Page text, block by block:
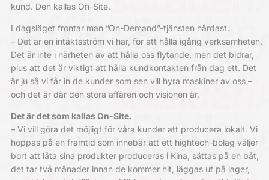
kund. Den kallas On-Site.
I dagsläget frontar man ”On-Demand”-tjänsten hårdast.
– Det är en intäktsström vi har, för att hålla igång verksamheten.
Det är inte i närheten av att hålla oss flytande, men det bidrar,
plus att det är viktigt att hålla kundkontakten från dag ett. Det
är ju så vi får in de kunder som sen vill hyra maskiner av oss –
och det är där den stora affären och visionen är.
Det är det som kallas On-Site.
– Vi vill göra det möjligt för våra kunder att producera lokalt. Vi
hoppas på en framtid som innebär att ett hightech-bolag väljer
bort att låta sina produkter produceras i Kina, sättas på en båt,
det tar två månader innan de kommer hit, läggas ut på lager,